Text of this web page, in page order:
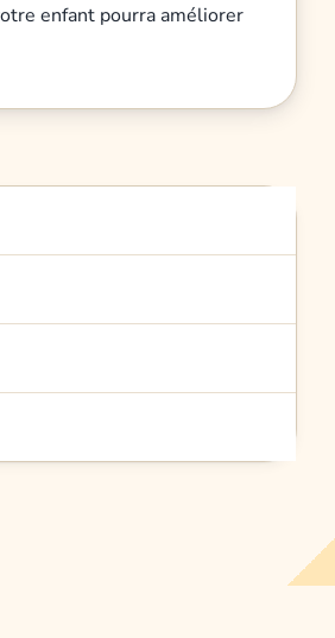
enfant pourra améliorer